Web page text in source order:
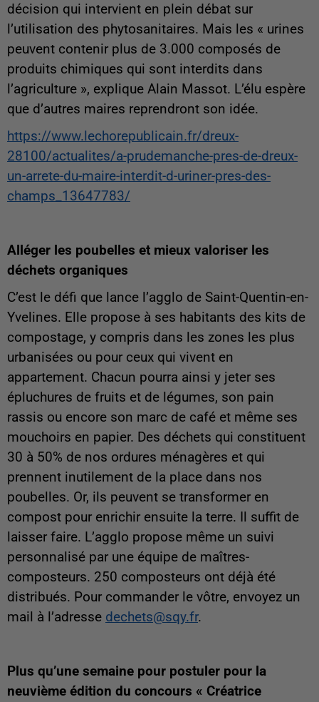
décision qui intervient en plein débat sur
l’utilisation des phytosanitaires. Mais les « urines
peuvent contenir plus de 3.000 composés de
produits chimiques qui sont interdits dans
l’agriculture », explique Alain Massot. L’élu espère
que d’autres maires reprendront son idée.
https://www.lechorepublicain.fr/dreux-
28100/actualites/a-prudemanche-pres-de-dreux-
un-arrete-du-maire-interdit-d-uriner-pres-des-
champs_13647783/
Alléger les poubelles et mieux valoriser les
déchets organiques
C’est le défi que lance l’agglo de Saint-Quentin-en-
Yvelines. Elle propose à ses habitants des kits de
compostage, y compris dans les zones les plus
urbanisées ou pour ceux qui vivent en
appartement. Chacun pourra ainsi y jeter ses
épluchures de fruits et de légumes, son pain
rassis ou encore son marc de café et même ses
mouchoirs en papier. Des déchets qui constituent
30 à 50% de nos ordures ménagères et qui
prennent inutilement de la place dans nos
poubelles. Or, ils peuvent se transformer en
compost pour enrichir ensuite la terre. Il suffit de
laisser faire. L’agglo propose même un suivi
personnalisé par une équipe de maîtres-
composteurs. 250 composteurs ont déjà été
distribués. Pour commander le vôtre, envoyez un
mail à l’adresse dechets@sqy.fr.
Plus qu’une semaine pour postuler pour la
neuvième édition du concours « Créatrice